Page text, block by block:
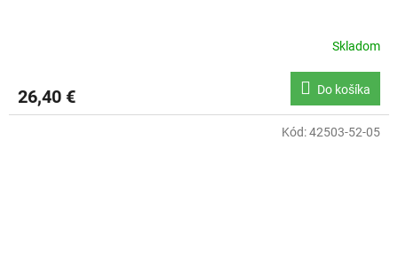
Skladom
26,40 € Do košíka
Kód:42503-52-05